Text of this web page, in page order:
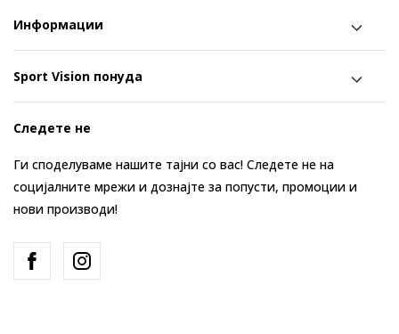
Информации
Sport Vision понуда
Следете не
Ги споделуваме нашите тајни со вас! Следете не на
социјалните мрежи и дознајте за попусти, промоции и
нови производи!